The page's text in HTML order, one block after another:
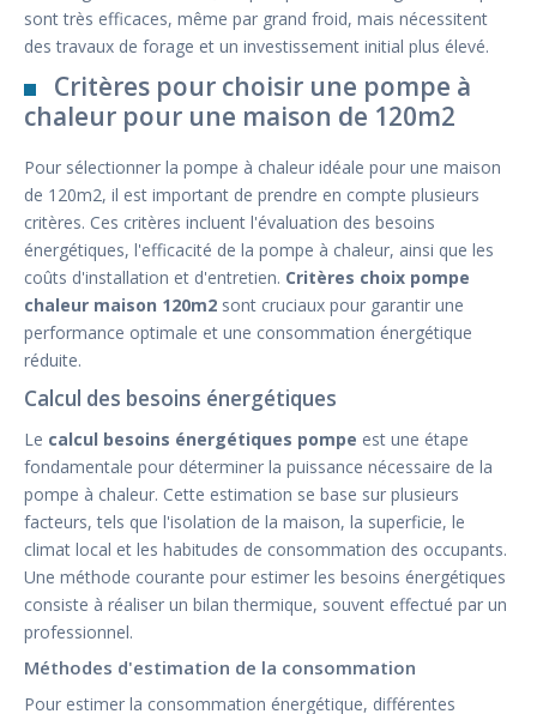
sont très efficaces, même par grand froid, mais nécessitent
des travaux de forage et un investissement initial plus élevé.
Critères pour choisir une pompe à
chaleur pour une maison de 120m2
Pour sélectionner la pompe à chaleur idéale pour une maison
de 120m2, il est important de prendre en compte plusieurs
critères. Ces critères incluent l'évaluation des besoins
énergétiques, l'efficacité de la pompe à chaleur, ainsi que les
coûts d'installation et d'entretien. Critères choix pompe
chaleur maison 120m2 sont cruciaux pour garantir une
performance optimale et une consommation énergétique
réduite.
Calcul des besoins énergétiques
Le calcul besoins énergétiques pompe est une étape
fondamentale pour déterminer la puissance nécessaire de la
pompe à chaleur. Cette estimation se base sur plusieurs
facteurs, tels que l'isolation de la maison, la superficie, le
climat local et les habitudes de consommation des occupants.
Une méthode courante pour estimer les besoins énergétiques
consiste à réaliser un bilan thermique, souvent effectué par un
professionnel.
Méthodes d'estimation de la consommation
Pour estimer la consommation énergétique, différentes